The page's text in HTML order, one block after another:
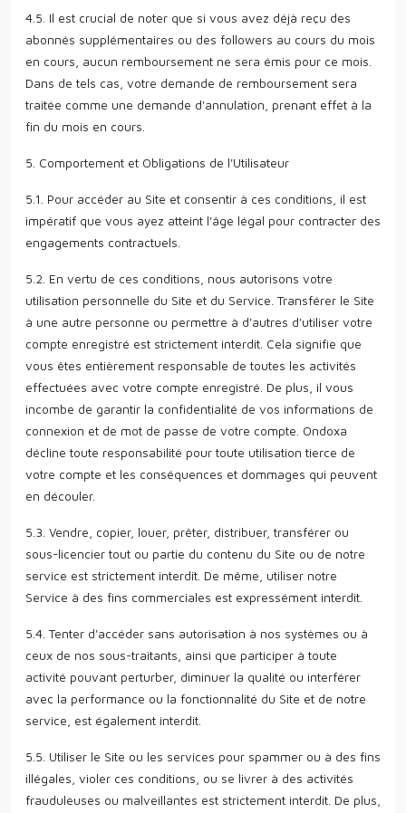
4.5. Il est crucial de noter que si vous avez déjà reçu des
abonnés supplémentaires ou des followers au cours du mois
en cours, aucun remboursement ne sera émis pour ce mois.
Dans de tels cas, votre demande de remboursement sera
traitée comme une demande d'annulation, prenant effet à la
fin du mois en cours.
5. Comportement et Obligations de l'Utilisateur
5.1. Pour accéder au Site et consentir à ces conditions, il est
impératif que vous ayez atteint l'âge légal pour contracter des
engagements contractuels.
5.2. En vertu de ces conditions, nous autorisons votre
utilisation personnelle du Site et du Service. Transférer le Site
à une autre personne ou permettre à d'autres d'utiliser votre
compte enregistré est strictement interdit. Cela signifie que
vous êtes entièrement responsable de toutes les activités
effectuées avec votre compte enregistré. De plus, il vous
incombe de garantir la confidentialité de vos informations de
connexion et de mot de passe de votre compte. Ondoxa
décline toute responsabilité pour toute utilisation tierce de
votre compte et les conséquences et dommages qui peuvent
en découler.
5.3. Vendre, copier, louer, prêter, distribuer, transférer ou
sous-licencier tout ou partie du contenu du Site ou de notre
service est strictement interdit. De même, utiliser notre
Service à des fins commerciales est expressément interdit.
5.4. Tenter d'accéder sans autorisation à nos systèmes ou à
ceux de nos sous-traitants, ainsi que participer à toute
activité pouvant perturber, diminuer la qualité ou interférer
avec la performance ou la fonctionnalité du Site et de notre
service, est également interdit.
5.5. Utiliser le Site ou les services pour spammer ou à des fins
illégales, violer ces conditions, ou se livrer à des activités
frauduleuses ou malveillantes est strictement interdit. De plus,